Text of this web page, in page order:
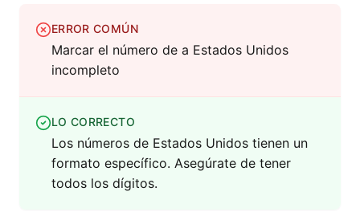
ERROR COMÚN
Marcar el número de a Estados Unidos
incompleto
LO CORRECTO
Los números de Estados Unidos tienen un
formato específico. Asegúrate de tener
todos los dígitos.